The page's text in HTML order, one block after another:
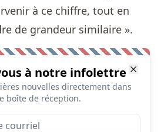
à ce chiffre, tout en
de grandeur similaire ».
à notre infolettre
nouvelles directement dans
boîte de réception.